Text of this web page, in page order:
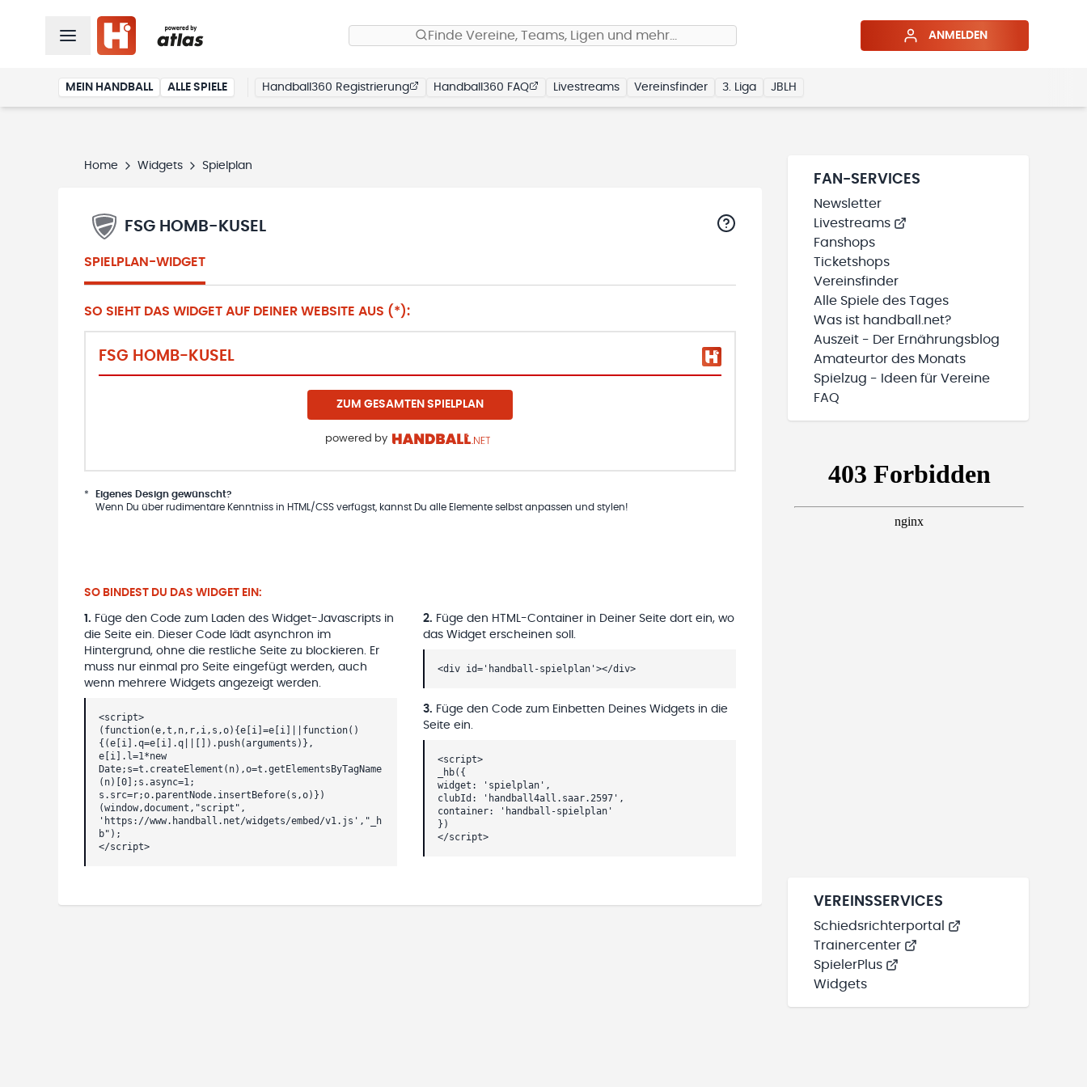
Finde Vereine, Teams, Ligen und mehr… ANMELDEN
MEIN HANDBALL ALLE SPIELE Handball360 Registrierung Handball360 FAQ Livestreams Vereinsfinder 3. Liga JBLH
Home Widgets Spielplan
FSG HOMB-KUSEL
SPIELPLAN-WIDGET
SO SIEHT DAS WIDGET AUF DEINER WEBSITE AUS (*):
FSG HOMB-KUSEL
ZUM GESAMTEN SPIELPLAN
powered by
*
Eigenes Design gewünscht?
Wenn Du über rudimentäre Kenntniss in HTML/CSS verfügst, kannst Du alle Elemente selbst anpassen und stylen!
SO BINDEST DU DAS WIDGET EIN:
1 . Füge den Code zum Laden des Widget-Javascripts in
die Seite ein. Dieser Code lädt asynchron im
Hintergrund, ohne die restliche Seite zu blockieren. Er
muss nur einmal pro Seite eingefügt werden, auch
wenn mehrere Widgets angezeigt werden.
<script>
(function(e,t,n,r,i,s,o){e[i]=e[i]||function()
{(e[i].q=e[i].q||[]).push(arguments)},
e[i].l=1*new
Date;s=t.createElement(n),o=t.getElementsByTagName
(n)[0];s.async=1;
s.src=r;o.parentNode.insertBefore(s,o)})
(window,document,"script",
'https://www.handball.net/widgets/embed/v1.js',"_h
b");
</script>
2. Füge den HTML-Container in Deiner Seite dort ein, wo
das Widget erscheinen soll.
<div id='handball-spielplan'></div>
3. Füge den Code zum Einbetten Deines Widgets in die
Seite ein.
<script>
_hb({
widget: 'spielplan',
clubId: 'handball4all.saar.2597',
container: 'handball-spielplan'
})
</script>
FAN-SERVICES
Newsletter
Livestreams
Fanshops
Ticketshops
Vereinsfinder
Alle Spiele des Tages
Was ist handball.net?
Auszeit - Der Ernährungsblog
Amateurtor des Monats
Spielzug - Ideen für Vereine
FAQ
VEREINSSERVICES
Schiedsrichterportal
Trainercenter
SpielerPlus
Widgets